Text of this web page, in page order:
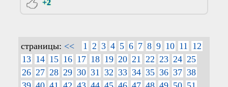
+2
страницы: << 1 2 3 4 5 6 7 8 9 10 11
12
13 14 15 16 17 18 19 20 21 22 23 24 25
26 27 28 29 30 31 32 33 34 35 36 37 38